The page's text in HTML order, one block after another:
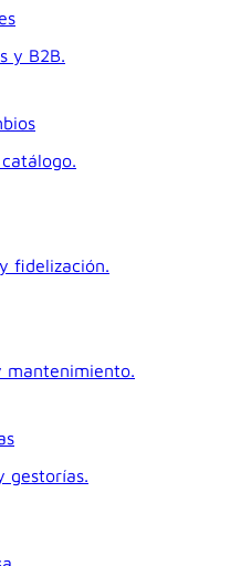
y B2B.
fidelización.
mantenimiento.
gestorías.